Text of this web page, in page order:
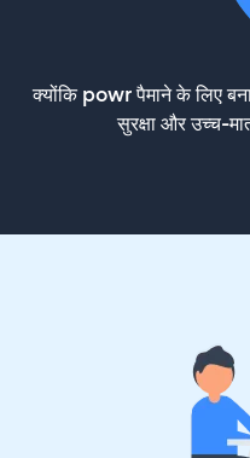
क्योंकि powr पैमाने के लिए
सुरक्षा और उच्च-